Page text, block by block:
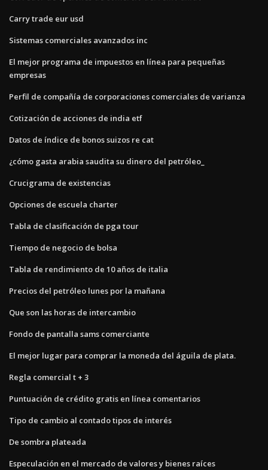
Carry trade eur usd
Sistemas comerciales avanzados inc
El mejor programa de impuestos en línea para pequeñas
empresas
Perfil de compañía de corporaciones comerciales de varianza
Cotización de acciones de india etf
Datos de índice de bonos suizos re cat
¿cómo gasta arabia saudita su dinero del petróleo_
Crucigrama de existencias
Opciones de escuela charter
Tabla de clasificación de pga tour
Tiempo de negocio de bolsa
Tabla de rendimiento de 10 años de italia
Precios del petróleo lunes por la mañana
Que son las horas de intercambio
Fondo de pantalla sams comerciante
El mejor lugar para comprar la moneda del águila de plata.
Regla comercial t + 3
Puntuación de crédito gratis en línea comentarios
Tipo de cambio al contado tipos de interés
De sombra plateada
Especulación en el mercado de valores y bienes raíces